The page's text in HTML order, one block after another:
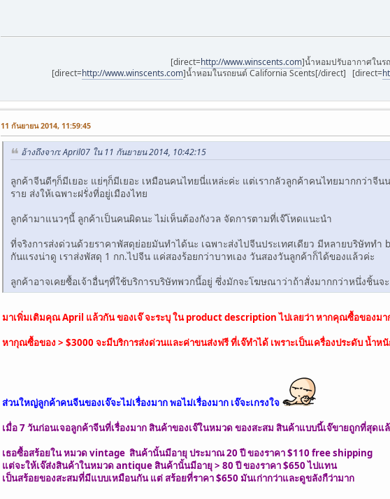
[direct=http://www.winscents.com]น้ำหอมปรับอากาศในร
[direct=http://www.winscents.com]น้ำหอมในรถยนต์ California Scents[/direct] [direct=
11 กันยายน 2014, 11:59:45
อ้างถึงจาก: April07 ใน 11 กันยายน 2014, 10:42:15
ลูกค้าจีนดีๆก็มีเยอะ แย่ๆก็มีเยอะ เหมือนคนไทยนี่แหล่ะค่ะ แต่เรากลัวลูกค้าคนไทยมากกว่าจี
ราย ส่งให้เฉพาะฝรั่งที่อยู่เมืองไทย
ลูกค้ามาแนวๆนี้ ลูกค้าเป็นคนผิดนะ ไม่เห็นต้องกังวล จัดการตามที่เจ๊โหดแนะนำ
ที่จริงการส่งด่วนด้วยราคาพัสดุย่อยมันทำได้นะ เฉพาะส่งไปจีนประเทศเดียว มีหลายบริษัทท
กันแรงน่าดู เราส่งพัสดุ 1 กก.ไปจีน แค่สองร้อยกว่าบาทเอง วันสองวันลูกค้าก็ได้ของแล้วค่ะ
ลูกค้าอาจเคยซื้อเจ้าอื่นๆที่ใช้บริการบริษัทพวกนี้อยู่ ซึ่งมักจะโฆษณาว่าถ้าสั่งมากกว่าหนึ่งชิ้นจ
มาเพิ่มเติมคุณ April แล้วกัน ของเจ๊ จะระบุ ใน product description ไปเลยว่า หากคุณซื้อของมา
หากุณซื้อของ > $3000 จะมีบริการส่งด่วนและค่าขนส่งฟรี ที่เจ๊ทำได้ เพราะเป็นเครื่องประดับ น้ำหนั
ส่วนใหญ่ลูกค้าคนจีนของเจ๊จะไม่เรื่องมาก พอไม่เรื่องมาก เจ๊จะเกรงใจ
เมื่อ 7 วันก่อนเจอลูกค้าจีนที่เรื่องมาก สินค้าของเจ๊ในหมวด ของสะสม สินค้าแบบนี้เจ๊ขายถูกที่สุดแ
เธอซื้อสร้อยใน หมวด vintage สินค้านั้นมีอายุ ประมาณ 20 ปี ของราคา $110 free shipping
แต่จะให้เจ๊ส่งสินค้าในหมวด antique สินค้านั้นมีอายุ > 80 ปี ของราคา $650 ไปแทน
เป็นสร้อยของสะสมที่มีแบบเหมือนกัน แต่ สร้อยที่ราคา $650 มันเก่ากว่าและดูขลังกืว่ามาก